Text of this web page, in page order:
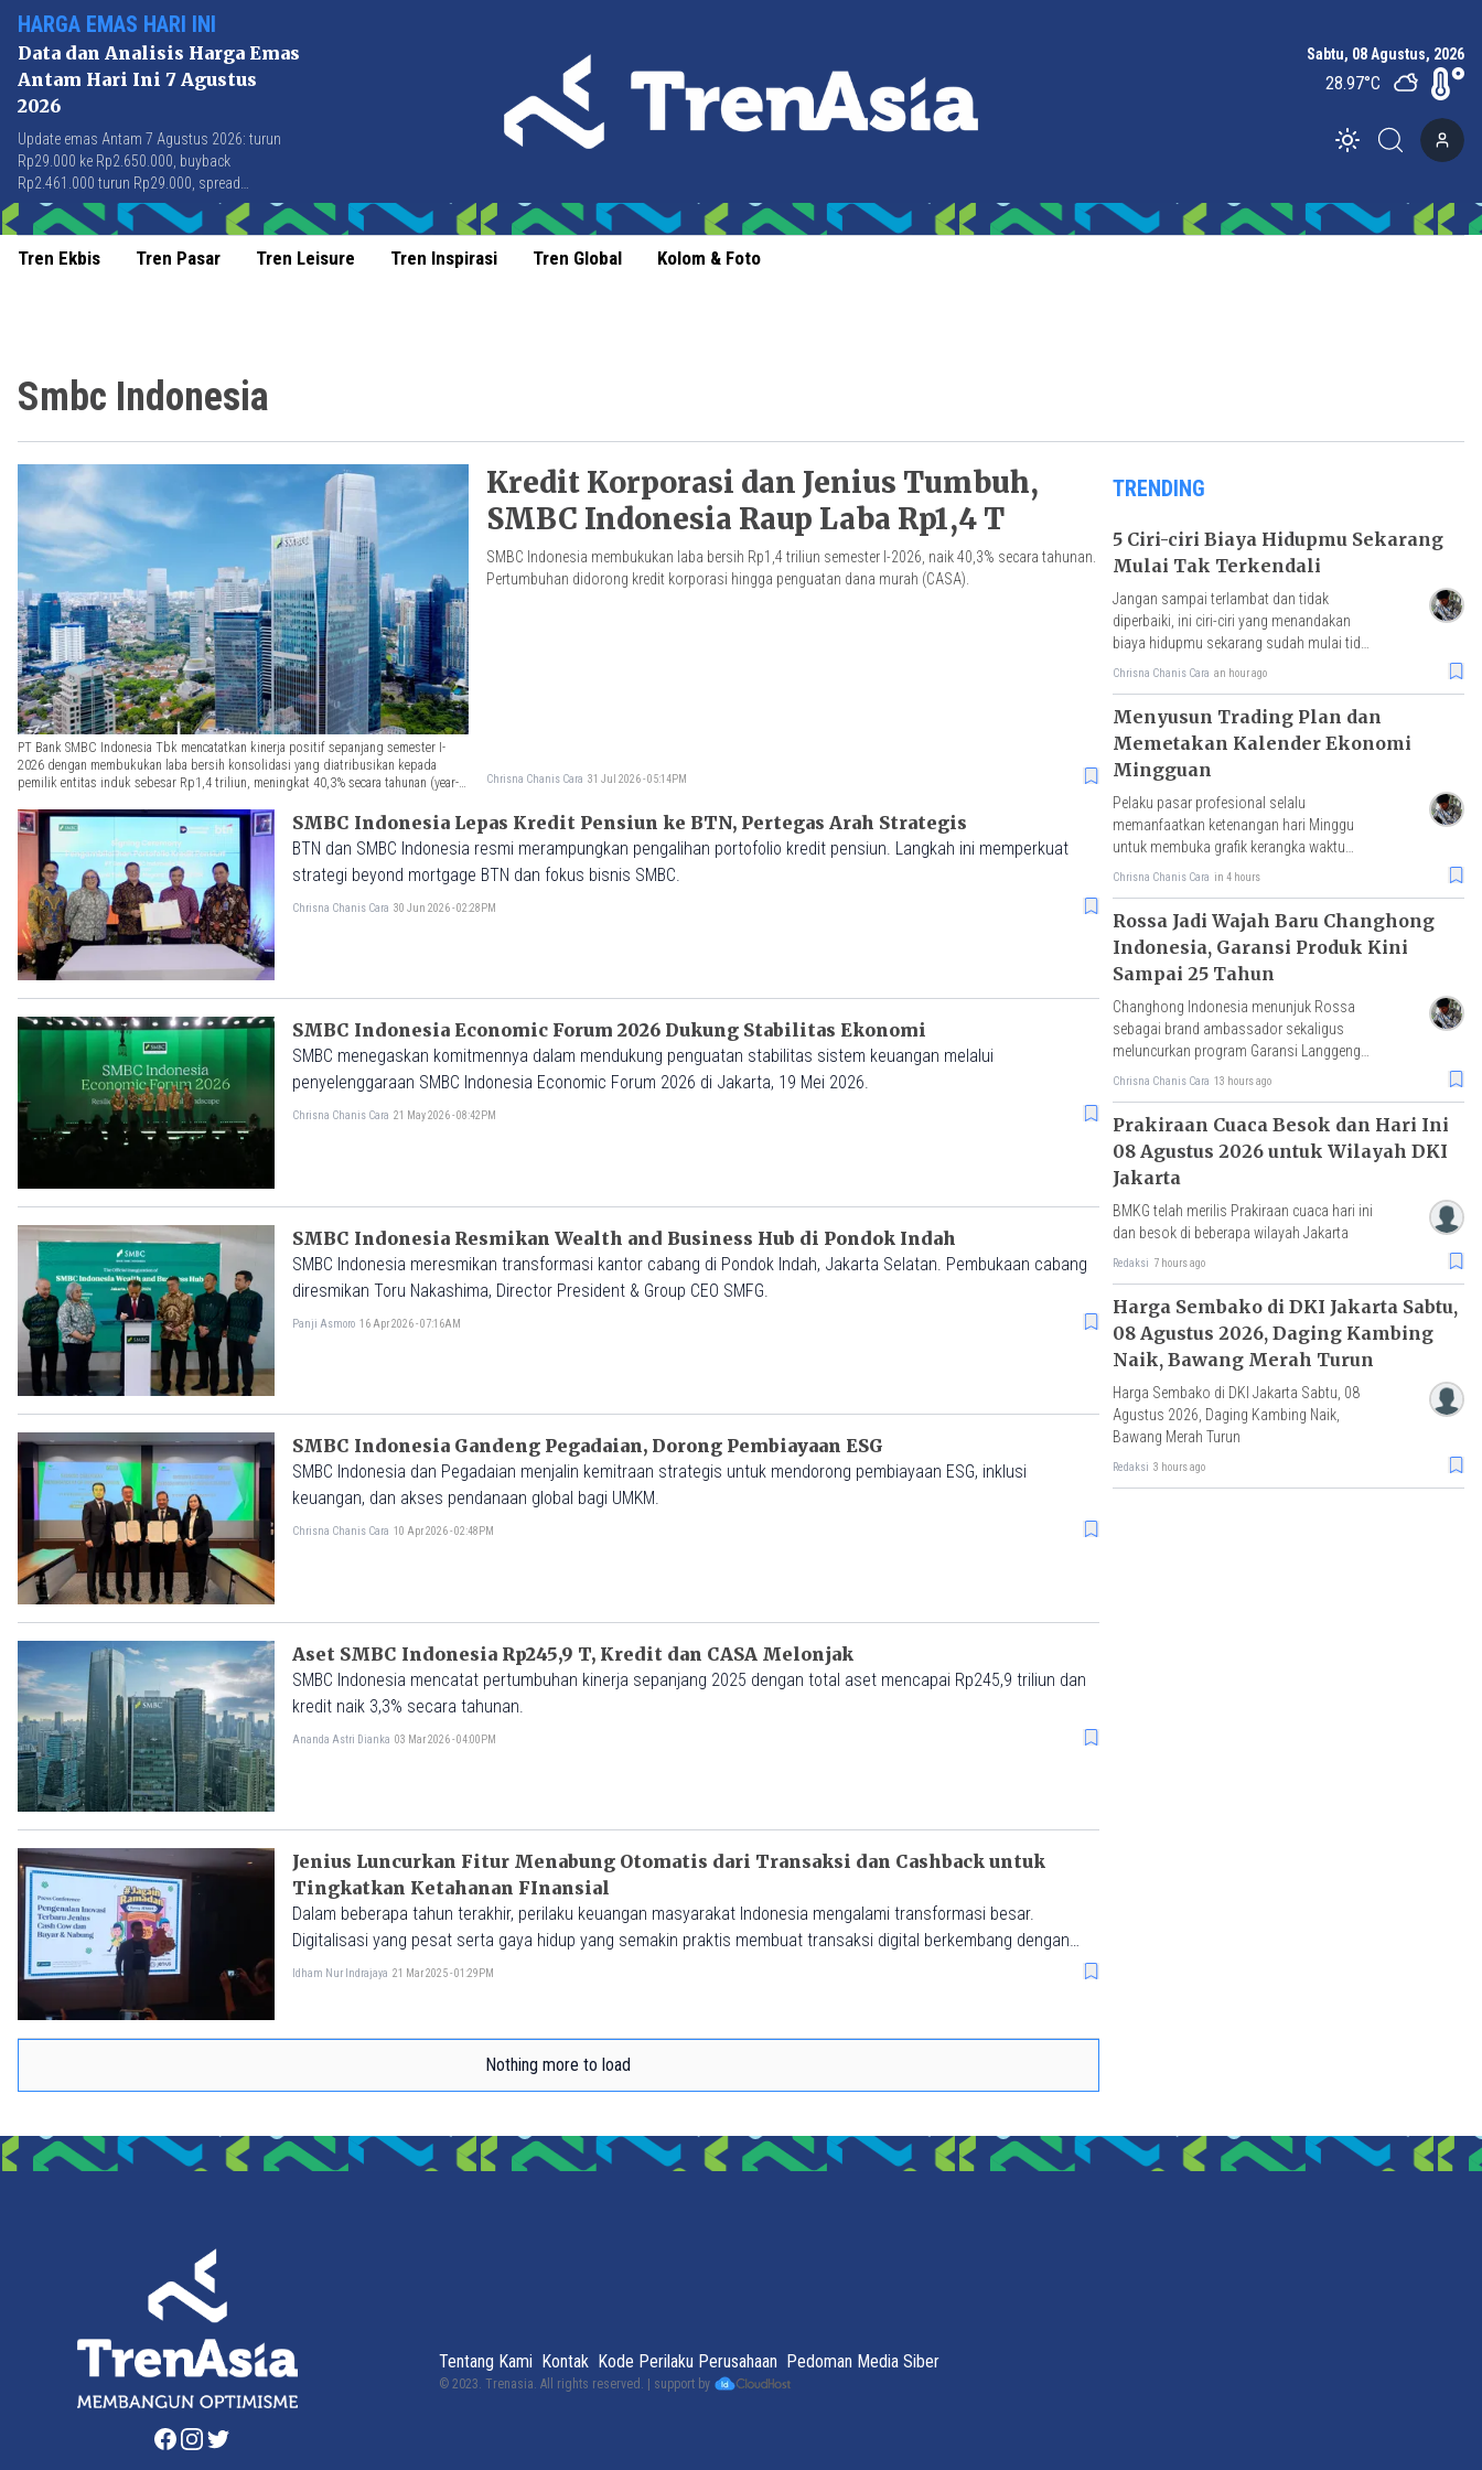
HARGA EMAS HARI INI
Data dan Analisis Harga Emas
Antam Hari Ini 7 Agustus
2026
Update emas Antam 7 Agustus 2026: turun
Rp29.000 ke Rp2.650.000, buyback
Rp2.461.000 turun Rp29.000, spread
Rp189.000 stabil di level terbaik sejak April
2026.
Sabtu, 08 Agustus, 2026
28.97°C
Toggle theme
Tren Ekbis Tren Pasar Tren Leisure Tren Inspirasi Tren Global Kolom & Foto
Smbc Indonesia
Kredit Korporasi dan Jenius Tumbuh,
SMBC Indonesia Raup Laba Rp1,4 T
SMBC Indonesia membukukan laba bersih Rp1,4 triliun semester I-2026, naik 40,3% secara tahunan.
Pertumbuhan didorong kredit korporasi hingga penguatan dana murah (CASA).
Chrisna Chanis Cara 31 Jul 2026 - 05:14PM
PT Bank SMBC Indonesia Tbk mencatatkan kinerja positif sepanjang semester I-
2026 dengan membukukan laba bersih konsolidasi yang diatribusikan kepada
pemilik entitas induk sebesar Rp1,4 triliun, meningkat 40,3% secara tahunan (year-
SMBC Indonesia Lepas Kredit Pensiun ke BTN, Pertegas Arah Strategis
BTN dan SMBC Indonesia resmi merampungkan pengalihan portofolio kredit pensiun. Langkah ini memperkuat
strategi beyond mortgage BTN dan fokus bisnis SMBC.
Chrisna Chanis Cara 30 Jun 2026 - 02:28PM
SMBC Indonesia Economic Forum 2026 Dukung Stabilitas Ekonomi
SMBC menegaskan komitmennya dalam mendukung penguatan stabilitas sistem keuangan melalui
penyelenggaraan SMBC Indonesia Economic Forum 2026 di Jakarta, 19 Mei 2026.
Chrisna Chanis Cara 21 May 2026 - 08:42PM
SMBC Indonesia Resmikan Wealth and Business Hub di Pondok Indah
SMBC Indonesia meresmikan transformasi kantor cabang di Pondok Indah, Jakarta Selatan. Pembukaan cabang
diresmikan Toru Nakashima, Director President & Group CEO SMFG.
Panji Asmoro 16 Apr 2026 - 07:16AM
SMBC Indonesia Gandeng Pegadaian, Dorong Pembiayaan ESG
SMBC Indonesia dan Pegadaian menjalin kemitraan strategis untuk mendorong pembiayaan ESG, inklusi
keuangan, dan akses pendanaan global bagi UMKM.
Chrisna Chanis Cara 10 Apr 2026 - 02:48PM
Aset SMBC Indonesia Rp245,9 T, Kredit dan CASA Melonjak
SMBC Indonesia mencatat pertumbuhan kinerja sepanjang 2025 dengan total aset mencapai Rp245,9 triliun dan
kredit naik 3,3% secara tahunan.
Ananda Astri Dianka 03 Mar 2026 - 04:00PM
Jenius Luncurkan Fitur Menabung Otomatis dari Transaksi dan Cashback untuk
Tingkatkan Ketahanan FInansial
Dalam beberapa tahun terakhir, perilaku keuangan masyarakat Indonesia mengalami transformasi besar.
Digitalisasi yang pesat serta gaya hidup yang semakin praktis membuat transaksi digital berkembang dengan
cepat. Masyarakat pun semakin sadar akan pentingnya menabung serta memiliki perencanaan keuangan yang
Idham Nur Indrajaya 21 Mar 2025 - 01:29PM
Nothing more to load
TRENDING
5 Ciri-ciri Biaya Hidupmu Sekarang
Mulai Tak Terkendali
Jangan sampai terlambat dan tidak
diperbaiki, ini ciri-ciri yang menandakan
biaya hidupmu sekarang sudah mulai tidak
terkendali.
Chrisna Chanis Cara an hour ago
Menyusun Trading Plan dan
Memetakan Kalender Ekonomi
Mingguan
Pelaku pasar profesional selalu
memanfaatkan ketenangan hari Minggu
untuk membuka grafik kerangka waktu
besar dan menandai zona-zona krusial.
Chrisna Chanis Cara in 4 hours
Rossa Jadi Wajah Baru Changhong
Indonesia, Garansi Produk Kini
Sampai 25 Tahun
Changhong Indonesia menunjuk Rossa
sebagai brand ambassador sekaligus
meluncurkan program Garansi Langgeng
dengan perlindungan produk hingga 25
Chrisna Chanis Cara 13 hours ago
Prakiraan Cuaca Besok dan Hari Ini
08 Agustus 2026 untuk Wilayah DKI
Jakarta
BMKG telah merilis Prakiraan cuaca hari ini
dan besok di beberapa wilayah Jakarta
Redaksi 7 hours ago
Harga Sembako di DKI Jakarta Sabtu,
08 Agustus 2026, Daging Kambing
Naik, Bawang Merah Turun
Harga Sembako di DKI Jakarta Sabtu, 08
Agustus 2026, Daging Kambing Naik,
Bawang Merah Turun
Redaksi 3 hours ago
Facebook
Instagram
Twitter
Tentang Kami Kontak Kode Perilaku Perusahaan Pedoman Media Siber
© 2023. Trenasia . All rights reserved. | support by